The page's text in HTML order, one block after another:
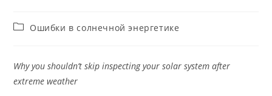
РубрикаОшибки в солнечной энергетике
Why you shouldn’t skip inspecting your solar system after
extreme weather